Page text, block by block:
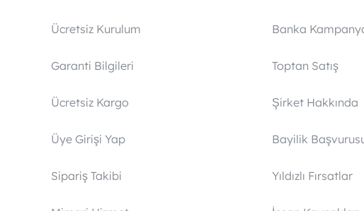
Ücretsiz Kurulum
Garanti Bilgileri
Ücretsiz Kargo
Üye Girişi Yap
Sipariş Takibi
Banka
Toptan Satış
Şirket Hakkında
Bayilik
Yıldızlı Fırsatlar